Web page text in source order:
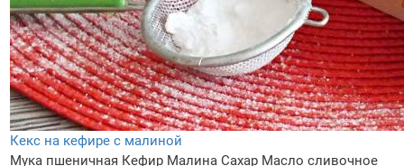
Кекс на кефире с малиной
Мука пшеничная Кефир Малина Сахар Масло сливочное